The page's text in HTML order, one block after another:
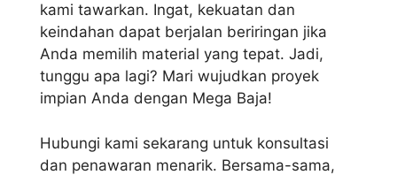
kami tawarkan. Ingat, kekuatan dan
keindahan dapat berjalan beriringan jika
Anda memilih material yang tepat. Jadi,
tunggu apa lagi? Mari wujudkan proyek
impian Anda dengan Mega Baja!
Hubungi kami sekarang untuk konsultasi
dan penawaran menarik. Bersama-sama,